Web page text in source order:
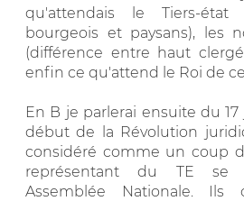
qu'attendais le Tiers-état
bourgeois et paysans), les
(différence entre haut
enfin ce qu'attend le Roi de
En B je parlerai ensuite du
début de la Révolution
considéré comme un coup
représentant du TE se
Assemblée Nationale. Ils